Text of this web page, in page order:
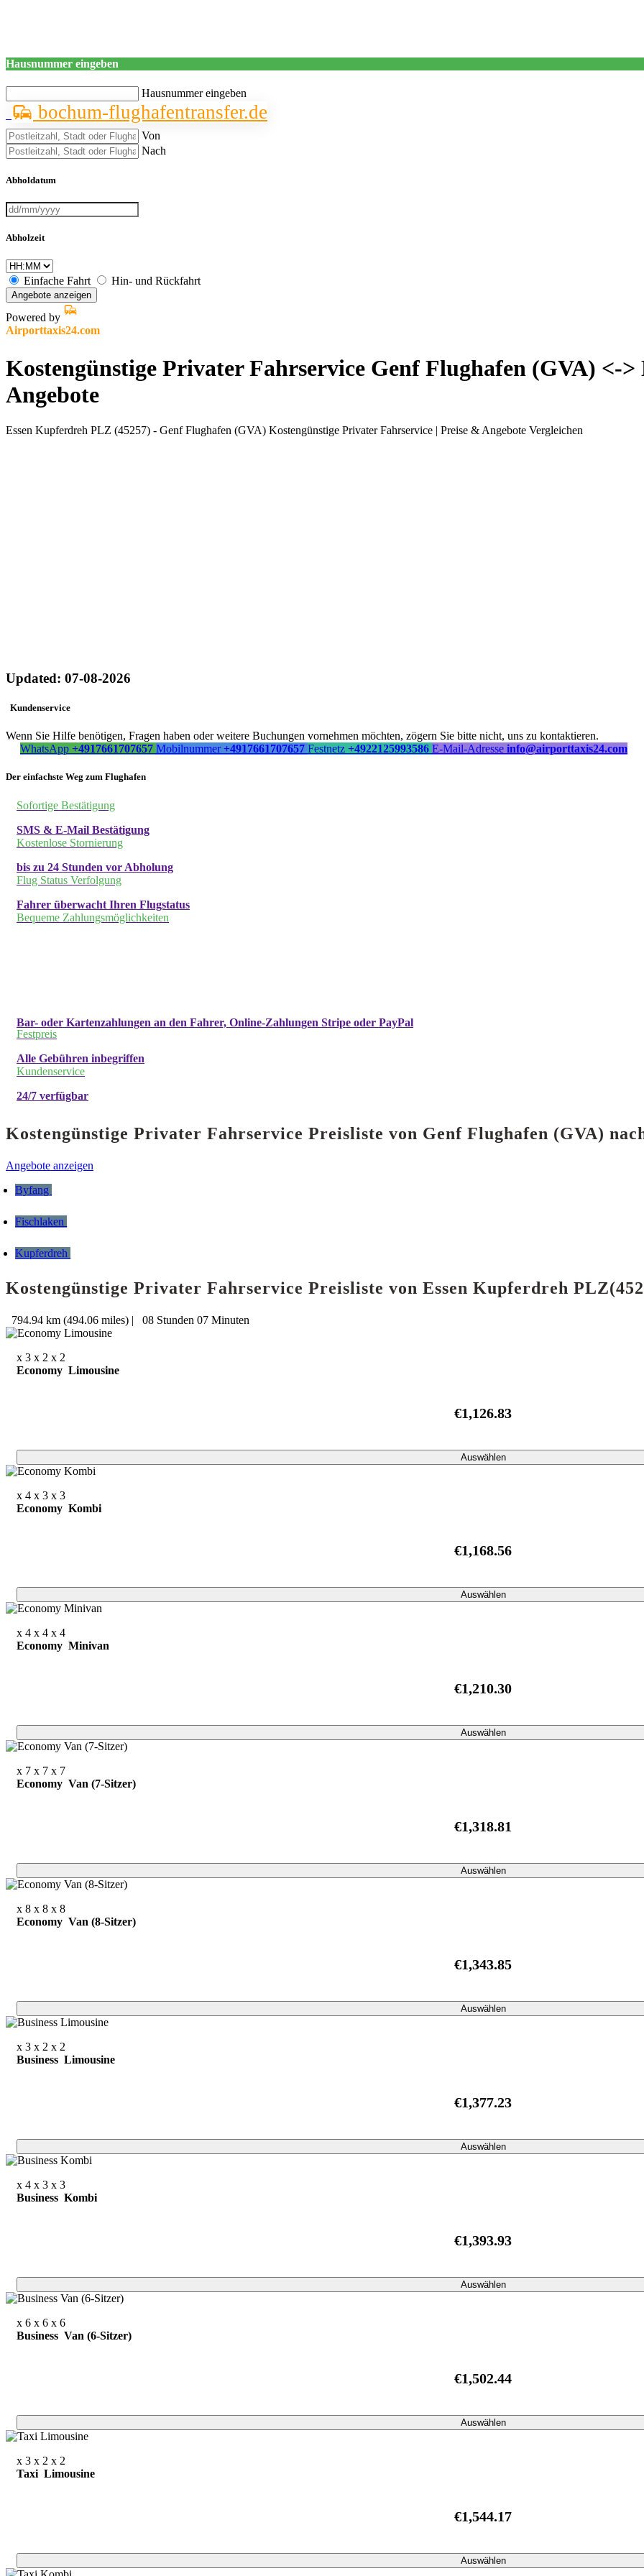
Hausnummer eingeben
Hausnummer eingeben
bochum-flughafentransfer.de
Von
Nach
Abholdatum
Abholzeit
Einfache Fahrt Hin- und Rückfahrt
Angebote anzeigen
Powered by
Airporttaxis24.com
Kostengünstige Privater Fahrservice Genf Flughafen (GVA) <->
Angebote
Essen Kupferdreh PLZ (45257) - Genf Flughafen (GVA) Kostengünstige Privater Fahrservice | Preise & Angebote Vergleichen
Updated: 07-08-2026
Kundenservice
Wenn Sie Hilfe benötigen, Fragen haben oder weitere Buchungen vornehmen möchten, zögern Sie bitte nicht, uns zu kontaktieren.
WhatsApp +4917661707657 Mobilnummer +4917661707657 Festnetz +4922125993586 E-Mail-Adresse info@airporttaxis24.com
Der einfachste Weg zum Flughafen
Sofortige Bestätigung
SMS & E-Mail Bestätigung
Kostenlose Stornierung
bis zu 24 Stunden vor Abholung
Flug Status Verfolgung
Fahrer überwacht Ihren Flugstatus
Bequeme Zahlungsmöglichkeiten
Bar- oder Kartenzahlungen an den Fahrer, Online-Zahlungen Stripe oder PayPal
Festpreis
Alle Gebühren inbegriffen
Kundenservice
24/7 verfügbar
Kostengünstige Privater Fahrservice Preisliste von Genf Flughafen (GVA)
Angebote anzeigen
Byfang
Fischlaken
Kupferdreh
Kostengünstige Privater Fahrservice Preisliste von Essen Kupferdreh
794.94 km (494.06 miles) | 08 Stunden 07 Minuten
x 3 x 2 x 2
Economy Limousine
€1,126.83
Auswählen
x 4 x 3 x 3
Economy Kombi
€1,168.56
Auswählen
x 4 x 4 x 4
Economy Minivan
€1,210.30
Auswählen
x 7 x 7 x 7
Economy Van (7-Sitzer)
€1,318.81
Auswählen
x 8 x 8 x 8
Economy Van (8-Sitzer)
€1,343.85
Auswählen
x 3 x 2 x 2
Business Limousine
€1,377.23
Auswählen
x 4 x 3 x 3
Business Kombi
€1,393.93
Auswählen
x 6 x 6 x 6
Business Van (6-Sitzer)
€1,502.44
Auswählen
x 3 x 2 x 2
Taxi Limousine
€1,544.17
Auswählen